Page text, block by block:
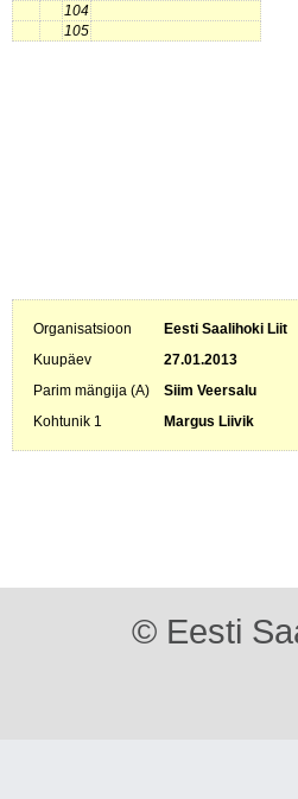
104
105
Organisatsioon Eesti Saalihoki Liit
Kuupäev
27.01.2013
Parim mängija (A)
Siim Veersalu
Kohtunik 1
Margus Liivik
© Eesti